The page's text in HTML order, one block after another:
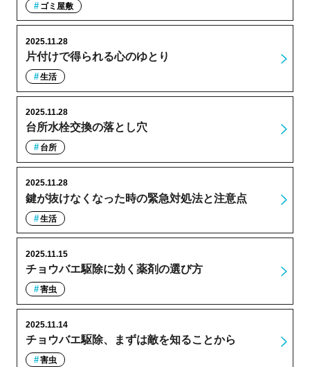
ゴミ屋敷
片付けで得られる心のゆとり
2025.11.28
生活
台所水栓交換の落とし穴
2025.11.28
台所
鍵が抜けなくなった時の緊急対処法と注意点
2025.11.28
生活
チョウバエ駆除に効く薬剤の選び方
2025.11.15
害虫
チョウバエ駆除、まずは敵を知ることから
2025.11.14
害虫